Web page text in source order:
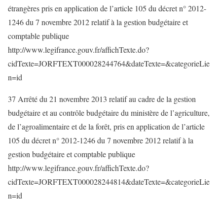
étrangères pris en application de l’article 105 du décret n° 2012-
1246 du 7 novembre 2012 relatif à la gestion budgétaire et
comptable publique
http://www.legifrance.gouv.fr/affichTexte.do?
cidTexte=JORFTEXT000028244764&dateTexte=&categorieLie
n=id
37 Arrêté du 21 novembre 2013 relatif au cadre de la gestion
budgétaire et au contrôle budgétaire du ministère de l’agriculture,
de l’agroalimentaire et de la forêt, pris en application de l’article
105 du décret n° 2012-1246 du 7 novembre 2012 relatif à la
gestion budgétaire et comptable publique
http://www.legifrance.gouv.fr/affichTexte.do?
cidTexte=JORFTEXT000028244814&dateTexte=&categorieLie
n=id